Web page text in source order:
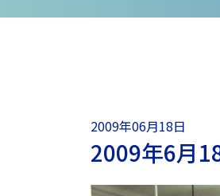
2009年06月18日
2009年6月